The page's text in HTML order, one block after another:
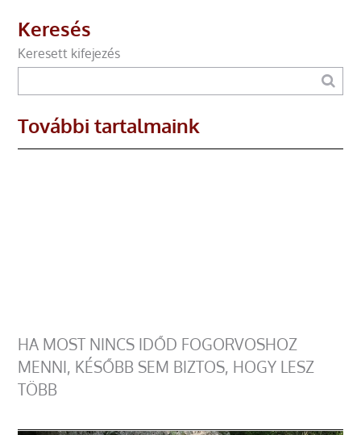
Keresés
Keresett kifejezés
További tartalmaink
HA MOST NINCS IDŐD FOGORVOSHOZ
MENNI, KÉSŐBB SEM BIZTOS, HOGY LESZ
TÖBB